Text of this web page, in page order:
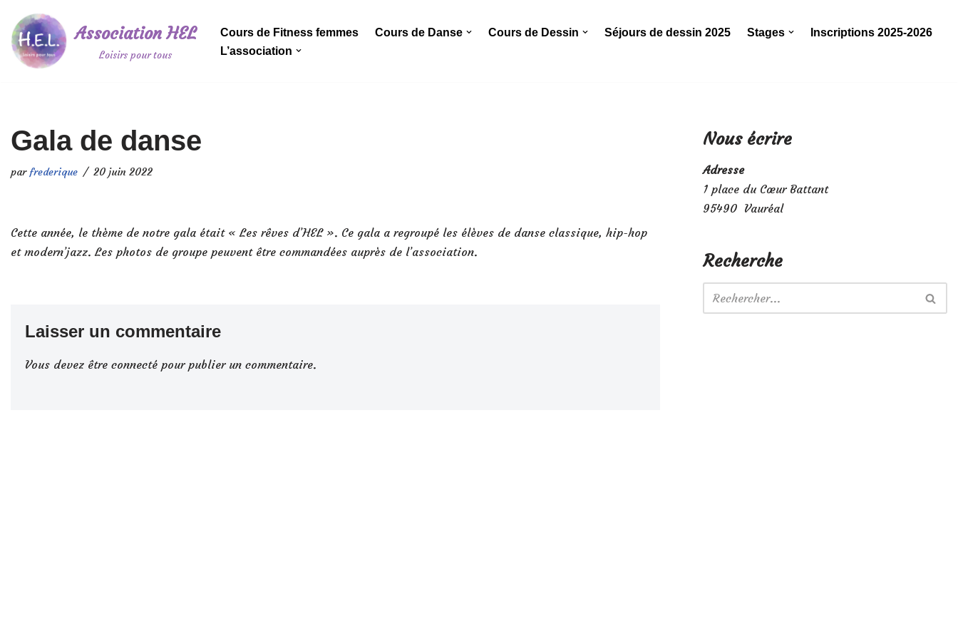
Aller
au
Association HEL
Loisirs pour tous
Cours de Fitness femmes Cours de Danse Cours de Dessin Séjours de dessin 2025 Stages
Inscriptions 2025-2026
L’association
Gala de danse
par frederique 20 juin 2022
Cette année, le thème de notre gala était « Les rêves d’HEL ». Ce gala a regroupé les élèves de danse classique, hip-hop
et modern’jazz. Les photos de groupe peuvent être commandées auprès de l’association.
Laisser un commentaire
Vous devez être connecté pour publier un commentaire.
Nous écrire
Adresse
1 place du Cœur Battant
95490 Vauréal
Recherche